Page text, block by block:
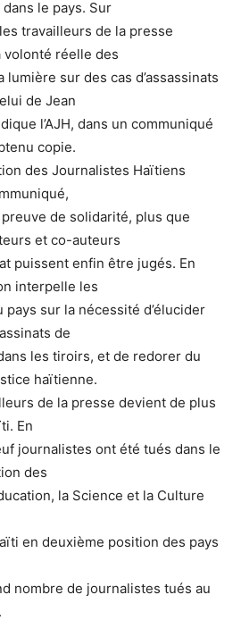
le pays. Sur
travailleurs de la presse
réelle des
sur des cas d’assassinats
de Jean
l’AJH, dans un communiqué
copie.
des Journalistes Haïtiens
de solidarité, plus que
et co-auteurs
puissent enfin être jugés. En
interpelle les
sur la nécessité d’élucider
de
les tiroirs, et de redorer du
haïtienne.
de la presse devient de plus
En
journalistes ont été tués dans le
des
la Science et la Culture
en deuxième position des pays
nombre de journalistes tués au